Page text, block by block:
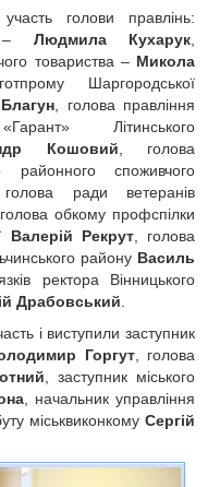
голови правлінь:
– Людмила Кухарук
товариства – Микола
Шаргородської
, голова правління
Літинського
Кошовий , голова
районного споживчого
ради ветеранів
голова обкому профспілки
Валерій Рекрут, голова
району Василь
ректора Вінницького
Драбовський
і виступили заступник
Горгут, голова
, заступник міського
, начальник управління
міськвиконкому Сергій